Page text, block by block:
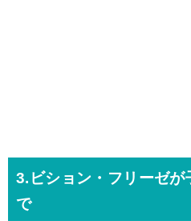
3.ビション・フリーゼが
で